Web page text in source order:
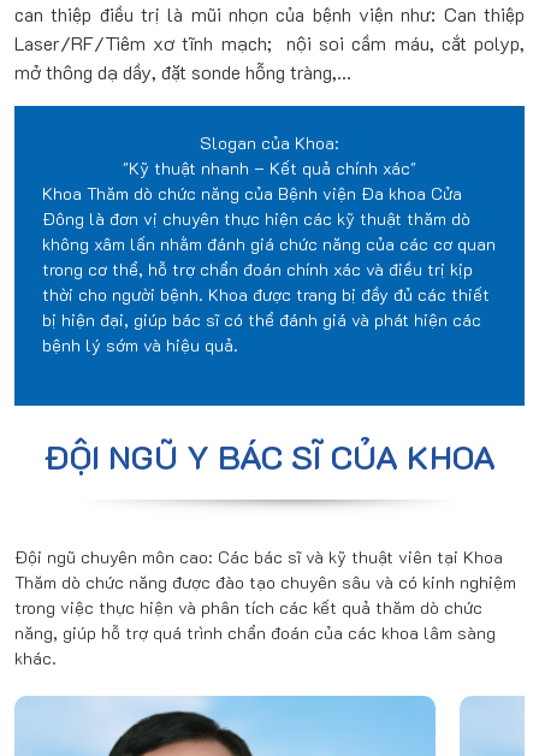
can thiệp điều trị là mũi nhọn của bệnh viện như: Can thiệp
Laser/RF/Tiêm xơ tĩnh mạch; nội soi cầm máu, cắt polyp,
mở thông dạ dầy, đặt sonde hỗng tràng,…
Slogan của Khoa:
"Kỹ thuật nhanh – Kết quả chính xác"
Khoa Thăm dò chức năng của Bệnh viện Đa khoa Cửa
Đông là đơn vị chuyên thực hiện các kỹ thuật thăm dò
không xâm lấn nhằm đánh giá chức năng của các cơ quan
trong cơ thể, hỗ trợ chẩn đoán chính xác và điều trị kịp
thời cho người bệnh. Khoa được trang bị đầy đủ các thiết
bị hiện đại, giúp bác sĩ có thể đánh giá và phát hiện các
bệnh lý sớm và hiệu quả.
ĐỘI NGŨ Y BÁC SĨ CỦA KHOA
Đội ngũ chuyên môn cao: Các bác sĩ và kỹ thuật viên tại Khoa
Thăm dò chức năng được đào tạo chuyên sâu và có kinh nghiệm
trong việc thực hiện và phân tích các kết quả thăm dò chức
năng, giúp hỗ trợ quá trình chẩn đoán của các khoa lâm sàng
khác.